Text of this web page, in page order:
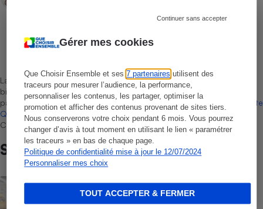
Gérer mes cookies
Que Choisir Ensemble et ses7 partenaires utilisent des
traceurs pour mesurer l’audience, la performance,
personnaliser les contenus, les partager, optimiser la
promotion et afficher des contenus provenant de sites tiers.
Nous conserverons votre choix pendant 6 mois. Vous pourrez
changer d’avis à tout moment en utilisant le lien « paramétrer
les traceurs » en bas de chaque page.
Politique de confidentialité mise à jour le 12/07/2024
Personnaliser mes choix
Continuer sans accepter
TOUT ACCEPTER & FERMER
Léa Girard
La sélection de produits ou services est représentative du marché,
bien que non-exhaustive. À l’exception des autorisations données
par Bureau Veritas Certification conformément aux règles de
La Note
Que Choisir
, il n’existe aucune relation contractuelle entre Que
Choisir Ensemble et les professionnels référencés.
Sur le même sujet
ACTUALITÉ
Rappel Lidl : des œufs contaminés par la
salmonelle